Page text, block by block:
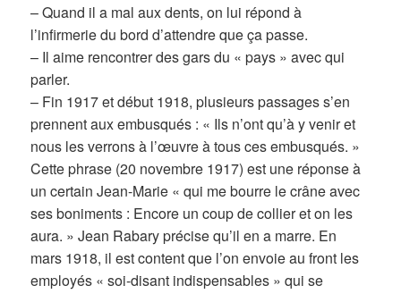
– Quand il a mal aux dents, on lui répond à
l’infirmerie du bord d’attendre que ça passe.
– Il aime rencontrer des gars du « pays » avec qui
parler.
– Fin 1917 et début 1918, plusieurs passages s’en
prennent aux embusqués : « Ils n’ont qu’à y venir et
nous les verrons à l’œuvre à tous ces embusqués. »
Cette phrase (20 novembre 1917) est une réponse à
un certain Jean-Marie « qui me bourre le crâne avec
ses boniments : Encore un coup de collier et on les
aura. » Jean Rabary précise qu’il en a marre. En
mars 1918, il est content que l’on envoie au front les
employés « soi-disant indispensables » qui se